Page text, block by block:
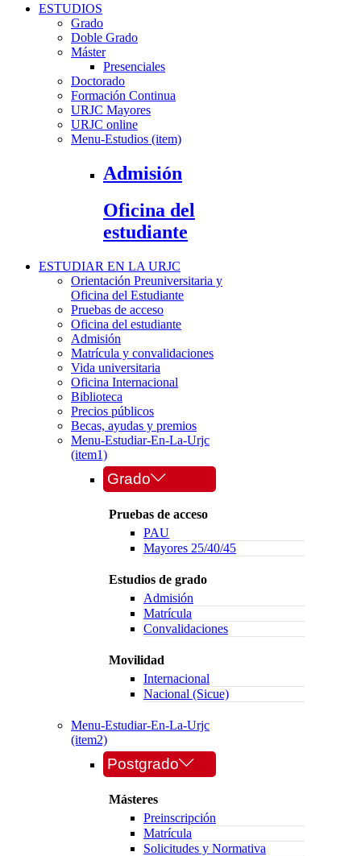
ESTUDIOS
Grado
Doble Grado
Máster
Presenciales
Doctorado
Formación Continua
URJC Mayores
URJC online
Menu-Estudios (item)
Admisión
Oficina del
estudiante
ESTUDIAR EN LA URJC
Orientación Preuniversitaria y
Oficina del Estudiante
Pruebas de acceso
Oficina del estudiante
Admisión
Matrícula y convalidaciones
Vida universitaria
Oficina Internacional
Biblioteca
Precios públicos
Becas, ayudas y premios
Menu-Estudiar-En-La-Urjc
(item1)
Grado
Pruebas de acceso
PAU
Mayores 25/40/45
Estudios de grado
Admisión
Matrícula
Convalidaciones
Movilidad
Internacional
Nacional (Sicue)
Menu-Estudiar-En-La-Urjc
(item2)
Postgrado
Másteres
Preinscripción
Matrícula
Solicitudes y Normativa